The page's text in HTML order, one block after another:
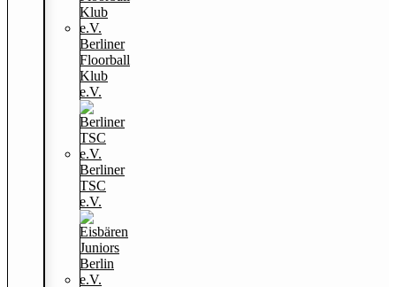
Berliner
Floorball
Klub
e.V.
Berliner
TSC
e.V.